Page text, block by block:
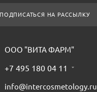
ПОДПИСАТЬСЯ НА РАССЫЛКУ
ООО "ВИТА ФАРМ"
+7 495 180 04 11
info@intercosmetology.ru